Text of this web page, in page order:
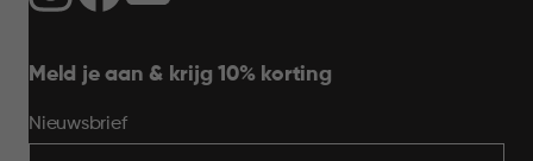
Meld je aan & krijg 10% korting
Nieuwsbrief